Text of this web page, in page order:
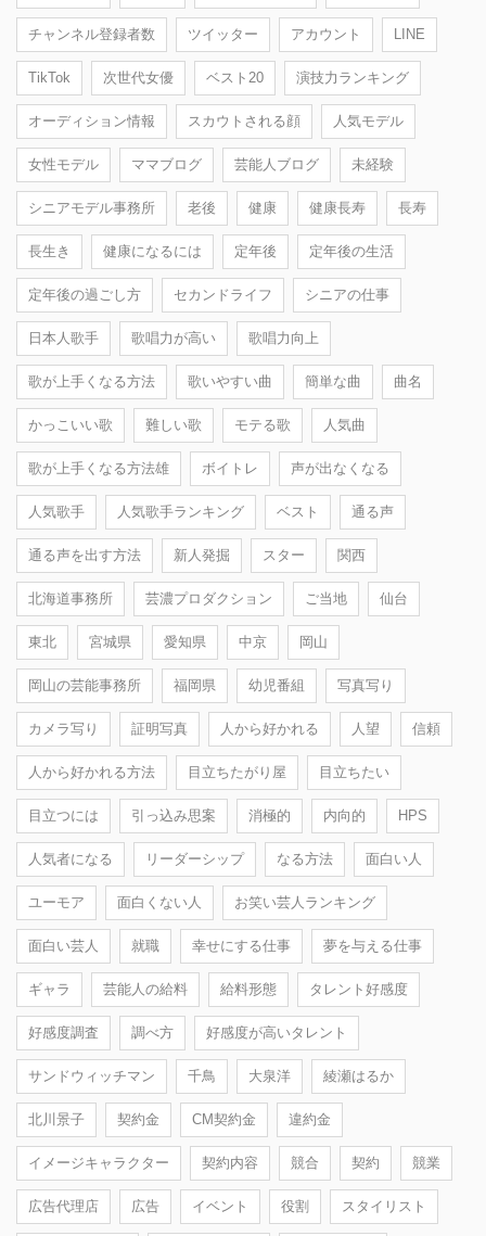
チャンネル登録者数 ツイッター アカウント LINE
TikTok 次世代女優 ベスト20 演技力ランキング
オーディション情報 スカウトされる顔 人気モデル
女性モデル ママブログ 芸能人ブログ 未経験
シニアモデル事務所 老後 健康 健康長寿 長寿
長生き 健康になるには 定年後 定年後の生活
定年後の過ごし方 セカンドライフ シニアの仕事
日本人歌手 歌唱力が高い 歌唱力向上
歌が上手くなる方法 歌いやすい曲 簡単な曲 曲名
かっこいい歌 難しい歌 モテる歌 人気曲
歌が上手くなる方法雄 ボイトレ 声が出なくなる
人気歌手 人気歌手ランキング ベスト 通る声
通る声を出す方法 新人発掘 スター 関西
北海道事務所 芸濃プロダクション ご当地 仙台
東北 宮城県 愛知県 中京 岡山
岡山の芸能事務所 福岡県 幼児番組 写真写り
カメラ写り 証明写真 人から好かれる 人望 信頼
人から好かれる方法 目立ちたがり屋 目立ちたい
目立つには 引っ込み思案 消極的 内向的 HPS
人気者になる リーダーシップ なる方法 面白い人
ユーモア 面白くない人 お笑い芸人ランキング
面白い芸人 就職 幸せにする仕事 夢を与える仕事
ギャラ 芸能人の給料 給料形態 タレント好感度
好感度調査 調べ方 好感度が高いタレント
サンドウィッチマン 千鳥 大泉洋 綾瀬はるか
北川景子 契約金 CM契約金 違約金
イメージキャラクター 契約内容 競合 契約 競業
広告代理店 広告 イベント 役割 スタイリスト